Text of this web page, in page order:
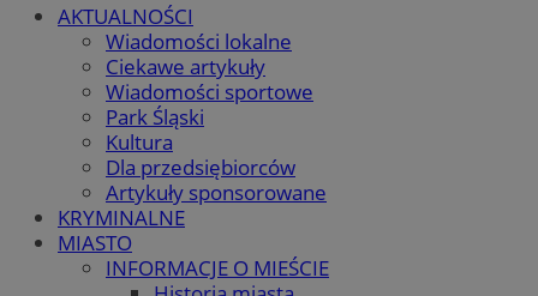
AKTUALNOŚCI
Wiadomości lokalne
Ciekawe artykuły
Wiadomości sportowe
Park Śląski
Kultura
Dla przedsiębiorców
Artykuły sponsorowane
KRYMINALNE
MIASTO
INFORMACJE O MIEŚCIE